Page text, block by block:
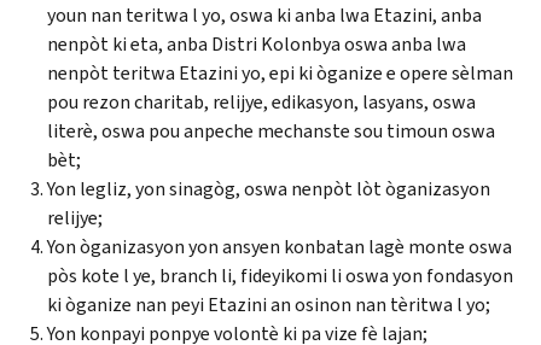
youn nan teritwa l yo, oswa ki anba lwa Etazini, anba
nenpòt ki eta, anba Distri Kolonbya oswa anba lwa
nenpòt teritwa Etazini yo, epi ki òganize e opere sèlman
pou rezon charitab, relijye, edikasyon, lasyans, oswa
literè, oswa pou anpeche mechanste sou timoun oswa
bèt;
Yon legliz, yon sinagòg, oswa nenpòt lòt òganizasyon
relijye;
Yon òganizasyon yon ansyen konbatan lagè monte oswa
pòs kote l ye, branch li, fideyikomi li oswa yon fondasyon
ki òganize nan peyi Etazini an osinon nan tèritwa l yo;
Yon konpayi ponpye volontè ki pa vize fè lajan;